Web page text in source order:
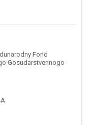
Fond
Gosudarstvennogo